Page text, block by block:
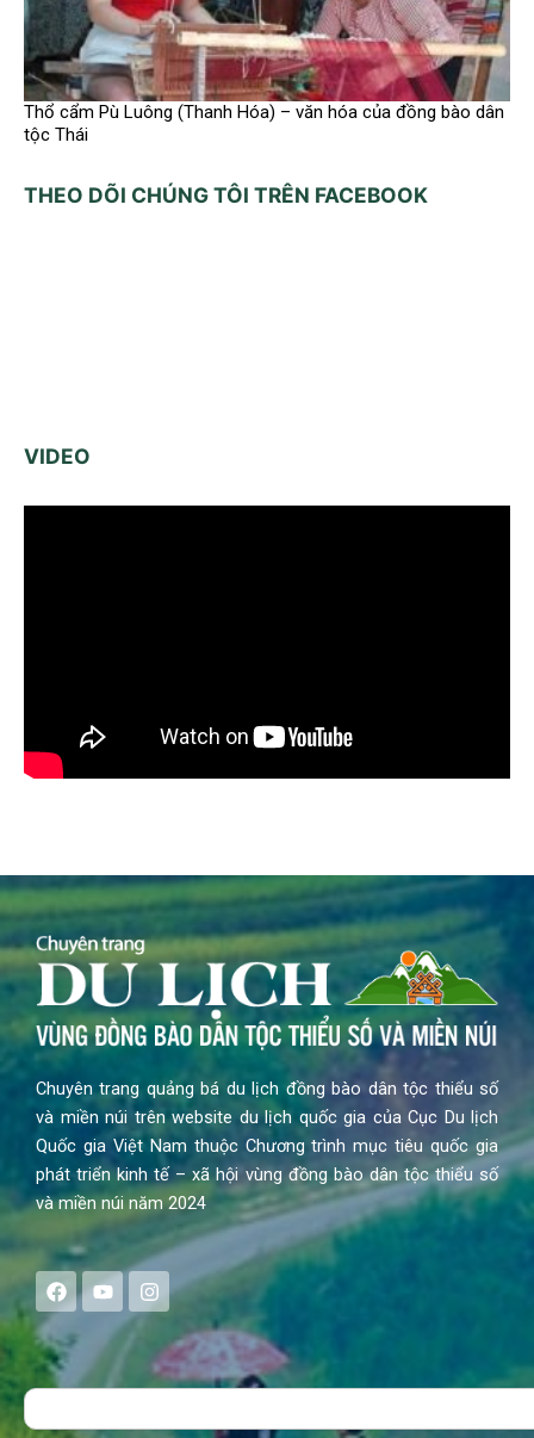
Thổ cẩm Pù Luông (Thanh Hóa) – văn hóa của đồng bào dân
tộc Thái
THEO DÕI CHÚNG TÔI TRÊN FACEBOOK
VIDEO
Chuyên trang quảng bá du lịch đồng bào dân tộc thiểu số
và miền núi trên website du lịch quốc gia của Cục Du lịch
Quốc gia Việt Nam thuộc Chương trình mục tiêu quốc gia
phát triển kinh tế – xã hội vùng đồng bào dân tộc thiểu số
và miền núi năm 2024
F
a
e
b
o
Y
o
t
u
b
I
n
s
a
g
Search